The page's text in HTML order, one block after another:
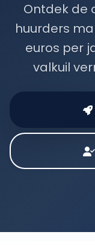
Ontdek de
huurders
euros per
valkuil